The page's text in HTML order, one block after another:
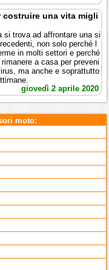
costruire una vita migli
si trova ad affrontare una si
non solo perché l
in molti settori e perché
a casa per preveni
ma anche e soprattutto
giovedì 2 aprile 2020
moto: